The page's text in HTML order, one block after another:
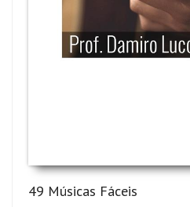
49 Músicas Fáceis